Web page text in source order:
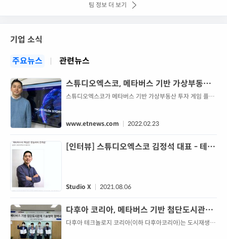
팀 정보 더 보기
기업 소식
주요뉴스
관련뉴스
스튜디오엑스코, 메타버스 기반 가상부동산
투자 게임 3월 론칭
스튜디오엑스코가 메타버스 기반 가상부동산 투자 게임 플레
참여할 수 있다. 스튜디오엑스...
www.etnews.com 2022.02.23
[인터뷰] 스튜디오엑스코 김정석 대표 - 테크
Studio X 2021.08.06
다후아 코리아, 메타버스 기반 첨단도시관제
기술협력 협약식 체결
다후아 테크놀로지 코리아(이하 다후아코리아)는 도시재생안